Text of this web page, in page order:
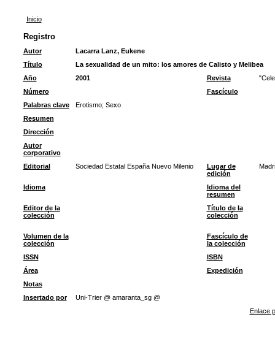
Inicio
Registro
Autor
Lacarra Lanz, Eukene
Título
La sexualidad de un mito: los amores de Calisto y Melibea
Año
2001 Revista
Número
Fascículo
Palabras clave
Erotismo; Sexo
Resumen
Dirección
Autor
corporativo
Editorial
Sociedad Estatal España Nuevo Milenio
Lugar de
edición
Idioma
Idioma del
resumen
Editor de la
colección
Título de la
colección
Volumen de la
colección
Fascículo de
la colección
ISSN
ISBN
Área
Expedición
Notas
Insertado por
Uni-Trier @ amaranta_sg @
Enlace